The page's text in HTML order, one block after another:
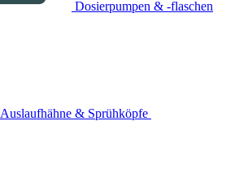
Dosierpumpen & -flaschen
Auslaufhähne & Sprühköpfe